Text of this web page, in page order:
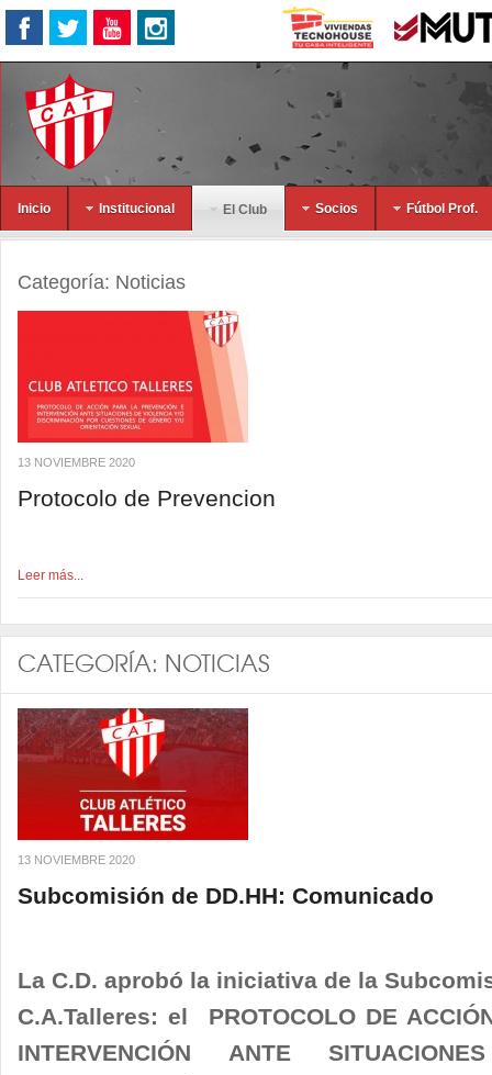
Inicio Institucional El Club Socios Fútbol Prof.
Categoría: Noticias
13 NOVIEMBRE 2020
Protocolo de Prevencion
Leer más...
CATEGORÍA: NOTICIAS
13 NOVIEMBRE 2020
Subcomisión de DD.HH: Comunicado
La C.D. aprobó la iniciativa de la
C.A.Talleres: el PROTOCOLO DE
INTERVENCIÓN ANTE